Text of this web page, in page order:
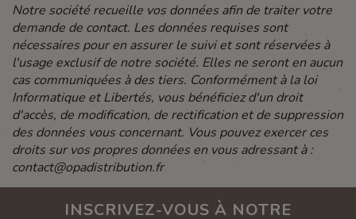
Notre société recueille vos données afin de traiter votre
demande de contact. Les données requises sont
nécessaires pour en assurer le suivi et sont réservées à
l'usage exclusif de notre société. Elles ne seront en aucun
cas communiquées à des tiers. Conformément à la loi
Informatique et Libertés, vous bénéficiez d'un droit
d'accès, de modification, de rectification et de suppression
des données vous concernant. Vous pouvez exercer ces
droits sur vos propres données en vous adressant à :
contact@opadistribution.fr
INSCRIVEZ-VOUS À NOTRE